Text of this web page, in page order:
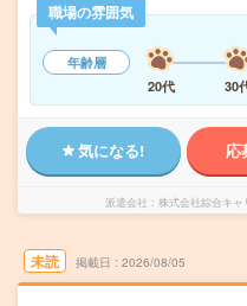
職場の雰囲気
年齢層
20代
30
気になる! 応
派遣会社 株式会社綜合キ
未読 掲載日 2026/08/05